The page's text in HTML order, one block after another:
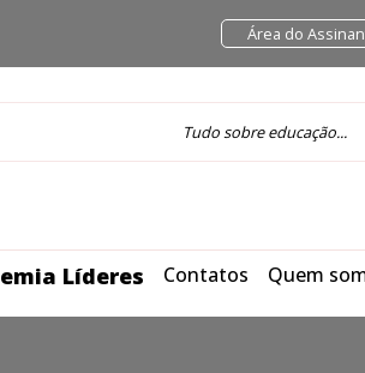
Área do
Líderes Contatos Quem